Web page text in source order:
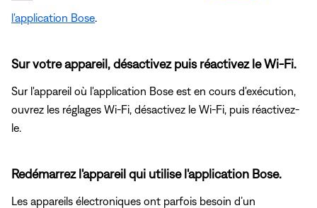
l'application Bose
Sur votre appareil, désactivez puis réactivez le Wi-Fi.
Sur l'appareil où l'application Bose est en cours d'exécution,
ouvrez les réglages Wi-Fi, désactivez le Wi-Fi, puis réactivez-
le.
Redémarrez l'appareil qui utilise l'application Bose.
Les appareils électroniques ont parfois besoin d’un